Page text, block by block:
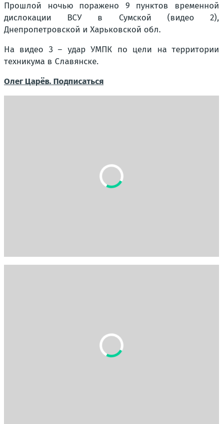
Прошлой ночью поражено 9 пунктов временной
дислокации ВСУ в Сумской (видео 2),
Днепропетровской и Харьковской обл.
На видео 3 – удар УМПК по цели на территории
техникума в Славянске.
Олег Царёв. Подписаться